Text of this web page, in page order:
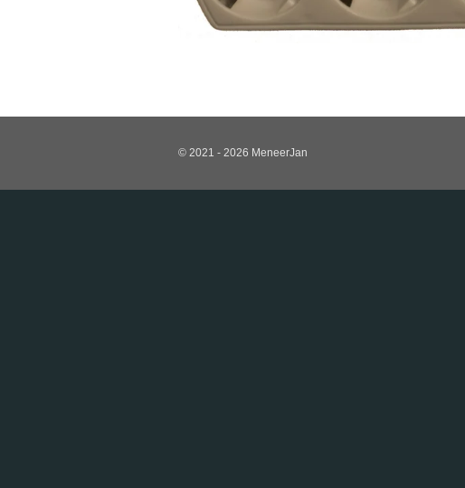
© 2021 - 2026 MeneerJan